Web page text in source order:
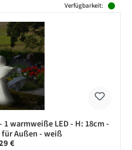
Verfügbarkeit:
1 warmweiße LED - H: 18cm -
Außen - weiß
Preis:
€